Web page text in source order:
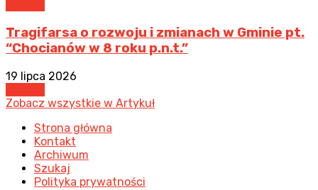
Tragifarsa o rozwoju i zmianach w Gminie pt.
“Chocianów w 8 roku p.n.t.”
19 lipca 2026
Zobacz wszystkie w Artykuł
Strona główna
Kontakt
Archiwum
Szukaj
Polityka prywatności